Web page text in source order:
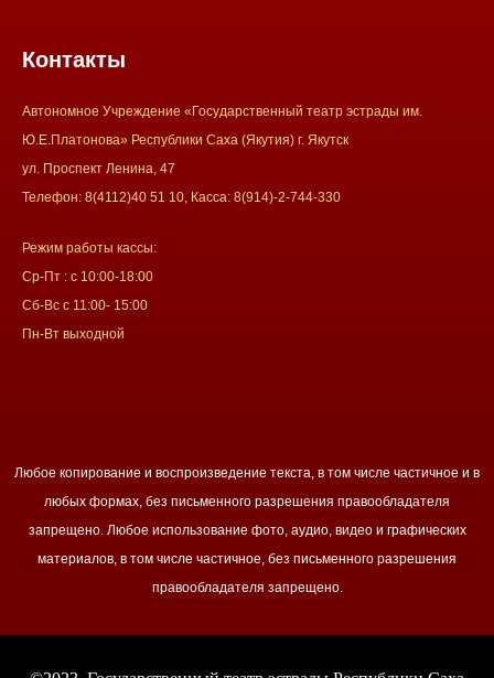
Контакты
Автономное Учреждение «Государственный театр эстрады им.
Ю.Е.Платонова» Республики Саха (Якутия) г. Якутск
ул. Проспект Ленина, 47
Телефон: 8(4112)40 51 10, Касса: 8(914)-2-744-330
Режим работы кассы:
Ср-Пт : с 10:00-18:00
Сб-Вс с 11:00- 15:00
Пн-Вт выходной
Любое копирование и воспроизведение текста, в том числе частичное и в
любых формах, без письменного разрешения правообладателя
запрещено. Любое использование фото, аудио, видео и графических
материалов, в том числе частичное, без письменного разрешения
правообладателя запрещено.